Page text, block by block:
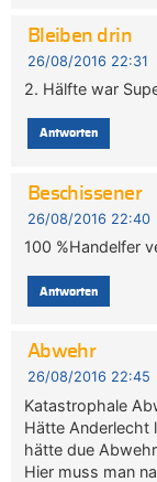
Bleiben drin
26/08/2016 22:31
2. Hälfte war
Antworten
Beschissener
26/08/2016 22:40
100 %Handelfer
Antworten
Abwehr
26/08/2016 22:45
Katastrophale
Hätte Anderlecht
hätte due
Hier muss man